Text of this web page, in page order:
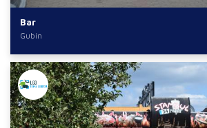
Bar
Gubin